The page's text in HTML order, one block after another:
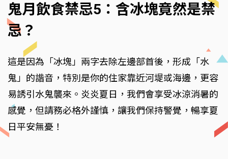
鬼月飲食禁忌5：含冰塊竟然是禁
忌？
這是因為「冰塊」兩字去除左邊部首後，形成「水
鬼」的諧音，特別是你的住家靠近河堤或海邊，更容
易誘引水鬼襲來。炎炎夏日，我們會享受冰涼消暑的
感覺，但請務必格外謹慎，讓我們保持警覺，暢享夏
日平安無憂！